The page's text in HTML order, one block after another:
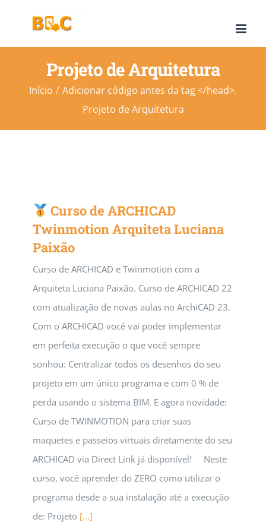
o
Projeto de Arquitetura
Início
Adicionar código antes da tag </head>.
Projeto de Arquitetura
Curso de ARCHICAD
Twinmotion Arquiteta Luciana
Paixão
Curso de ARCHICAD e Twinmotion com a
Arquiteta Luciana Paixão. Curso de ARCHICAD 22
com atualização de novas aulas no ArchiCAD 23.
Com o ARCHICAD você vai poder implementar
em perfeita execução o que você sempre
sonhou: Centralizar todos os desenhos do seu
projeto em um único programa e com 0 % de
perda usando o sistema BIM. E agora novidade:
Curso de TWINMOTION para criar suas
maquetes e passeios virtuais diretamente do seu
ARCHICAD via Direct Link já disponível! Neste
curso, você aprender do ZERO como utilizar o
programa desde a sua instalação até a execução
de: Projeto [...]